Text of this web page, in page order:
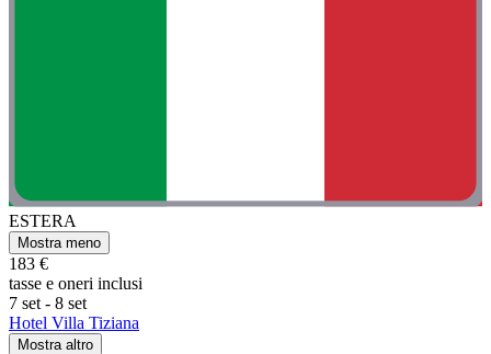
ESTERA
Mostra meno
183 €
tasse e oneri inclusi
7 set - 8 set
Hotel Villa Tiziana
Mostra altro